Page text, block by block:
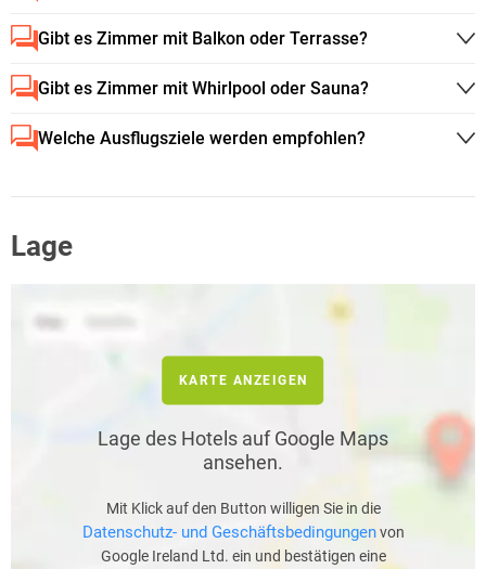
Gibt es Zimmer mit Balkon oder Terrasse?
Gibt es Zimmer mit Whirlpool oder Sauna?
Welche Ausflugsziele werden empfohlen?
Lage
KARTE ANZEIGEN
Lage des Hotels auf Google Maps
ansehen.
Mit Klick auf den Button willigen Sie in die
Datenschutz- und Geschäftsbedingungenvon
Google Ireland Ltd. ein und bestätigen eine